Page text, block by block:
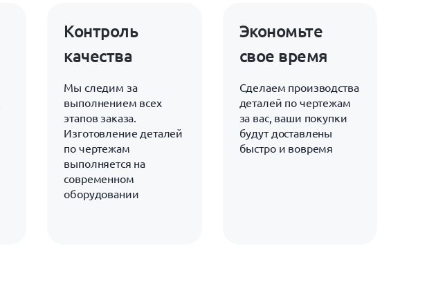
Контроль
качества
Мы следим за
выполнением всех
этапов заказа.
Изготовление деталей
по чертежам
выполняется на
современном
оборудовании
Экономьте
свое время
Сделаем производства
деталей по чертежам
за вас, ваши покупки
будут доставлены
быстро и вовремя